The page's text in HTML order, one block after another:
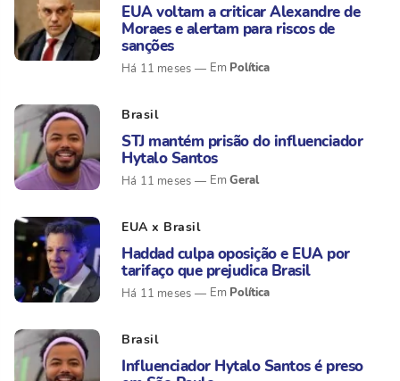
EUA voltam a criticar Alexandre de
Moraes e alertam para riscos de
sanções
Há 11 meses Política
Brasil
STJ mantém prisão do influenciador
Hytalo Santos
Há 11 meses Geral
EUA x Brasil
Haddad culpa oposição e EUA por
tarifaço que prejudica Brasil
Há 11 meses Política
Brasil
Influenciador Hytalo Santos é preso